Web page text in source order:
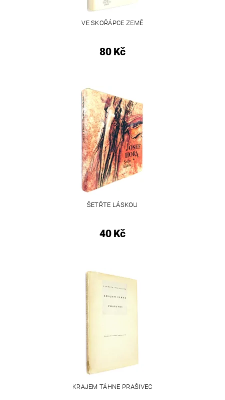
VE SKOŘÁPCE ZEMĚ
80 Kč
ŠETŘTE LÁSKOU
40 Kč
KRAJEM TÁHNE PRAŠIVEC